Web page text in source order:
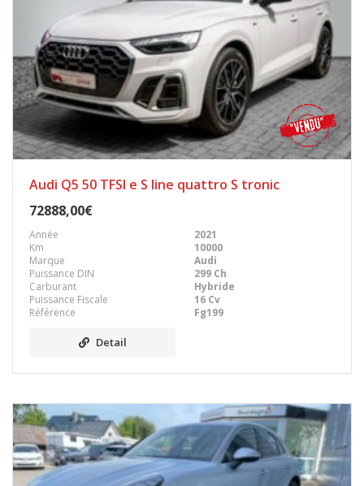
Audi Q5 50 TFSI e S line quattro S tronic
72888,00€
Année
2021
Km
10000
Marque
Audi
Puissance DIN
299 Ch
Carburant
Hybride
Puissance Fiscale
16 Cv
Référence
Fg199
Detail